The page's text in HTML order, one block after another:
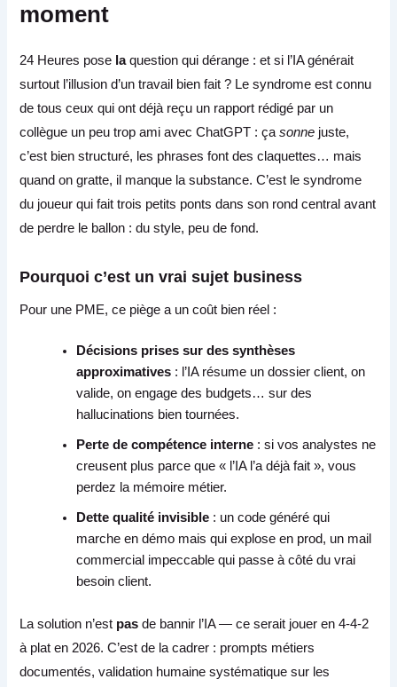
moment
24 Heures pose laquestion qui dérange : et si l’IA générait
surtout l’illusion d’un travail bien fait ? Le syndrome est connu
de tous ceux qui ont déjà reçu un rapport rédigé par un
collègue un peu trop ami avec ChatGPT : çasonne juste,
c’est bien structuré, les phrases font des claquettes… mais
quand on gratte, il manque la substance. C’est le syndrome
du joueur qui fait trois petits ponts dans son rond central avant
de perdre le ballon : du style, peu de fond.
Pourquoi c’est un vrai sujet business
Pour une PME, ce piège a un coût bien réel :
Décisions prises sur des synthèses
approximatives : l’IA résume un dossier client, on
valide, on engage des budgets… sur des
hallucinations bien tournées.
Perte de compétence interne : si vos analystes ne
creusent plus parce que « l’IA l’a déjà fait », vous
perdez la mémoire métier.
Dette qualité invisible : un code généré qui
marche en démo mais qui explose en prod, un mail
commercial impeccable qui passe à côté du vrai
besoin client.
La solution n’est pas de bannir l’IA — ce serait jouer en 4-4-2
à plat en 2026. C’est de la cadrer : prompts métiers
documentés, validation humaine systématique sur les